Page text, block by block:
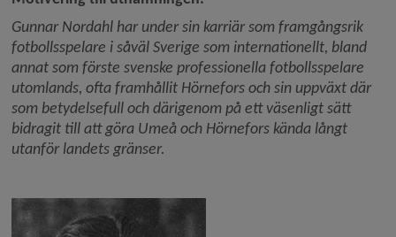
Gunnar Nordahl har under sin karriär som framgångsrik
fotbollsspelare i såväl Sverige som internationellt, bland
annat som förste svenske professionella fotbollsspelare
utomlands, ofta framhållit Hörnefors och sin uppväxt där
som betydelsefull och därigenom på ett väsenligt sätt
bidragit till att göra Umeå och Hörnefors kända långt
utanför landets gränser.